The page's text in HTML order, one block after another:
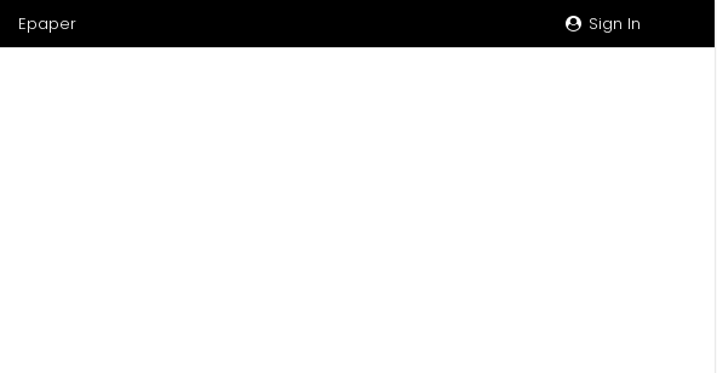
Sign In
Epaper